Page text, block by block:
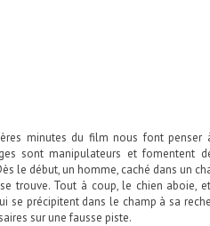
minutes du film nous font
sont manipulateurs et fomentent
le début, un homme, caché dans un
trouve. Tout à coup, le chien aboie,
se précipitent dans le champ à sa
sur une fausse piste.